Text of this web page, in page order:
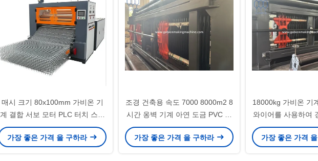
매시 크기 80x100mm 가비온 기
계 결합 서보 모터 PLC 터치 스크
린 제어 시스템 일관된 와이어 매
시 출력
가장 좋은 가격 을 구하라
조경 건축용 속도 7000 8000m2 8
시간 옹벽 기계 아연 도금 PVC 코
팅 와이어 메쉬 케이지 생산 라인
가장 좋은 가격 을 구하라
18000kg 가비온 기
와이어를 사용하여
망을 제조
가장 좋은 가격